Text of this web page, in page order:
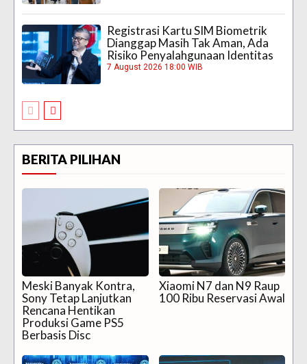
Registrasi Kartu SIM Biometrik
Dianggap Masih Tak Aman, Ada
Risiko Penyalahgunaan Identitas
7 August 2026 18:00 WIB
BERITA PILIHAN
Meski Banyak Kontra,
Sony Tetap Lanjutkan
Rencana Hentikan
Produksi Game PS5
Berbasis Disc
Xiaomi N7 dan N9 Raup
100 Ribu Reservasi Awal